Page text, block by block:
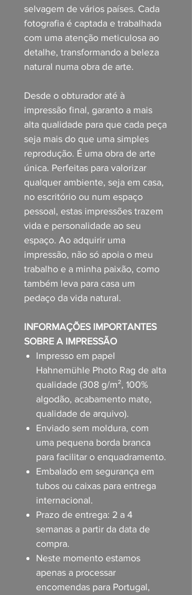
selvagem de vários países. Cada
fotografia é captada e trabalhada
com uma atenção meticulosa ao
detalhe, transformando a beleza
natural numa obra de arte.
Desde o obturador até à
impressão final, garanto a mais
alta qualidade para que cada peça
seja mais do que uma simples
reprodução. É uma obra de arte
única. Perfeitas para valorizar
qualquer ambiente, seja em casa,
no escritório ou num espaço
pessoal, estas impressões trazem
vida e personalidade ao seu
espaço. Ao adquirir uma
impressão, não só apoia o meu
trabalho e a minha paixão, como
também leva para casa um
pedaço da vida natural.
INFORMAÇÕES IMPORTANTES
SOBRE A IMPRESSÃO
Impresso em papel
Hahnemühle Photo Rag de alta
qualidade (308 g/m², 100%
algodão, acabamento mate,
qualidade de arquivo).
Enviado sem moldura, com
uma pequena borda branca
para facilitar o enquadramento.
Embalado em segurança em
tubos ou caixas para entrega
internacional.
Prazo de entrega: 2 a 4
semanas a partir da data de
compra.
Neste momento estamos
apenas a processar
encomendas para Portugal,